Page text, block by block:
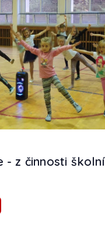
- z činnosti školní